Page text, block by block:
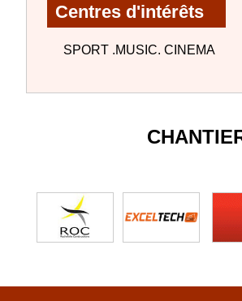
Centres d'intérêts
SPORT .MUSIC. CINEMA